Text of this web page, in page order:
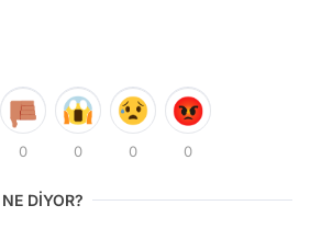
0 0 0 0
DİYOR?